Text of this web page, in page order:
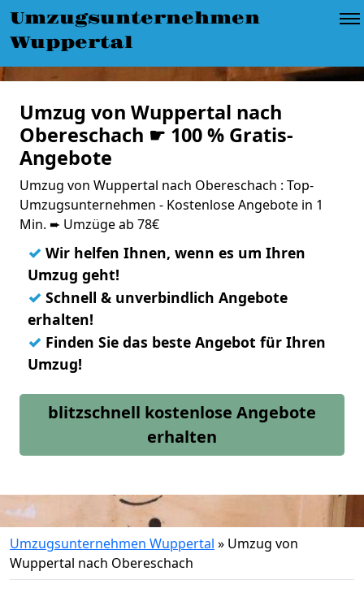
Umzugsunternehmen
Wuppertal
Umzug von Wuppertal nach
Obereschach ☛ 100 % Gratis-
Angebote
Umzug von Wuppertal nach Obereschach : Top-
Umzugsunternehmen - Kostenlose Angebote in 1
Min. ➨ Umzüge ab 78€
✓ Wir helfen Ihnen, wenn es um Ihren
Umzug geht!
✓ Schnell & unverbindlich Angebote
erhalten!
✓ Finden Sie das beste Angebot für Ihren
Umzug!
blitzschnell kostenlose Angebote
erhalten
Umzugsunternehmen Wuppertal » Umzug von
Wuppertal nach Obereschach